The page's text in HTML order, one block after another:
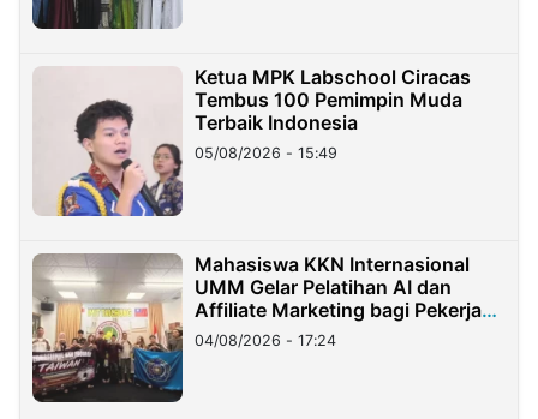
Ketua MPK Labschool Ciracas
Tembus 100 Pemimpin Muda
Terbaik Indonesia
05/08/2026 - 15:49
Mahasiswa KKN Internasional
UMM Gelar Pelatihan AI dan
Affiliate Marketing bagi Pekerja
Migran Indonesia di Taiwan
04/08/2026 - 17:24